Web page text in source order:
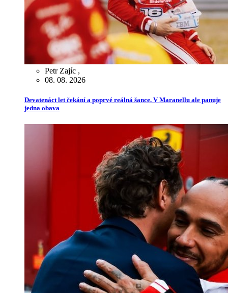
Petr Zajíc ,
08. 08. 2026
Devatenáct let čekání a poprvé reálná šance. V Maranellu ale panuje
jedna obava